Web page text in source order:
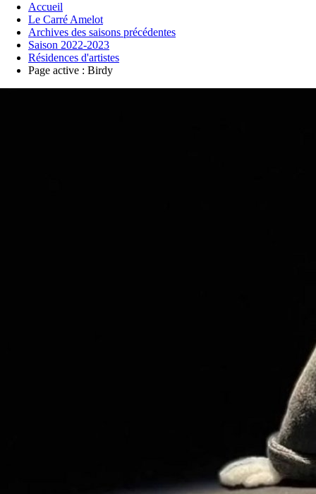
Accueil
Le Carré Amelot
Archives des saisons précédentes
Saison 2022-2023
Résidences d'artistes
Page active : Birdy